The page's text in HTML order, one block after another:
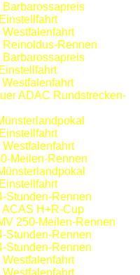
Barbarossapreis
Reinoldus-Rennen
Barbarossapreis
ADAC Rundstrecken-
Meilen-Rennen
Stunden-Rennen
ACAS H+R-Cup
250-Meilen-Rennen
Stunden-Rennen
Stunden-Rennen